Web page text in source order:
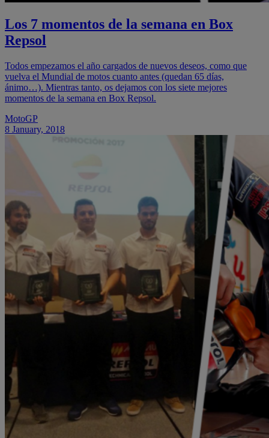
Los 7 momentos de la semana en Box
Repsol
Todos empezamos el año cargados de nuevos deseos, como que
vuelva el Mundial de motos cuanto antes (quedan 65 días,
ánimo…). Mientras tanto, os dejamos con los siete mejores
momentos de la semana en Box Repsol.
MotoGP
8 January, 2018